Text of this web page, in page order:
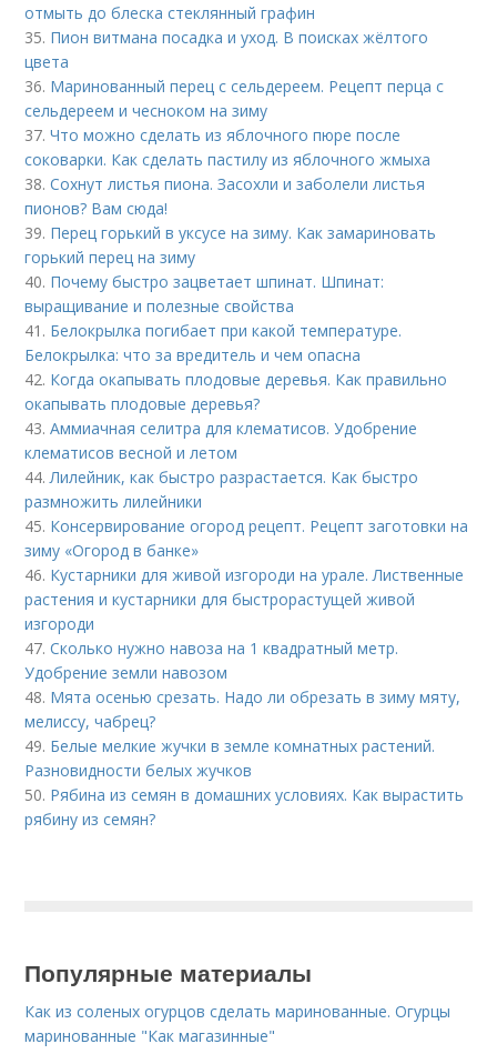
отмыть до блеска стеклянный графин
35. Пион витмана посадка и уход. В поисках жёлтого
цвета
36. Маринованный перец с сельдереем. Рецепт перца с
сельдереем и чесноком на зиму
37.Что можно сделать из яблочного пюре после
соковарки. Как сделать пастилу из яблочного жмыха
38.Сохнут листья пиона. Засохли и заболели листья
пионов? Вам сюда!
39. Перец горький в уксусе на зиму. Как замариновать
горький перец на зиму
40. Почему быстро зацветает шпинат. Шпинат:
выращивание и полезные свойства
41. Белокрылка погибает при какой температуре.
Белокрылка: что за вредитель и чем опасна
42. Когда окапывать плодовые деревья. Как правильно
окапывать плодовые деревья?
43.Аммиачная селитра для клематисов. Удобрение
клематисов весной и летом
44. Лилейник, как быстро разрастается. Как быстро
размножить лилейники
45. Консервирование огород рецепт. Рецепт заготовки на
зиму «Огород в банке»
46. Кустарники для живой изгороди на урале. Лиственные
растения и кустарники для быстрорастущей живой
изгороди
47.Сколько нужно навоза на 1 квадратный метр.
Удобрение земли навозом
48. Мята осенью срезать. Надо ли обрезать в зиму мяту,
мелиссу, чабрец?
49. Белые мелкие жучки в земле комнатных растений.
Разновидности белых жучков
50. Рябина из семян в домашних условиях. Как вырастить
рябину из семян?
Популярные материалы
Как из соленых огурцов сделать маринованные. Огурцы
маринованные "Как магазинные"